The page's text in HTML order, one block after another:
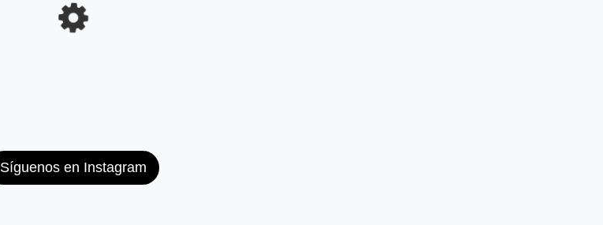
Síguenos en Instagram